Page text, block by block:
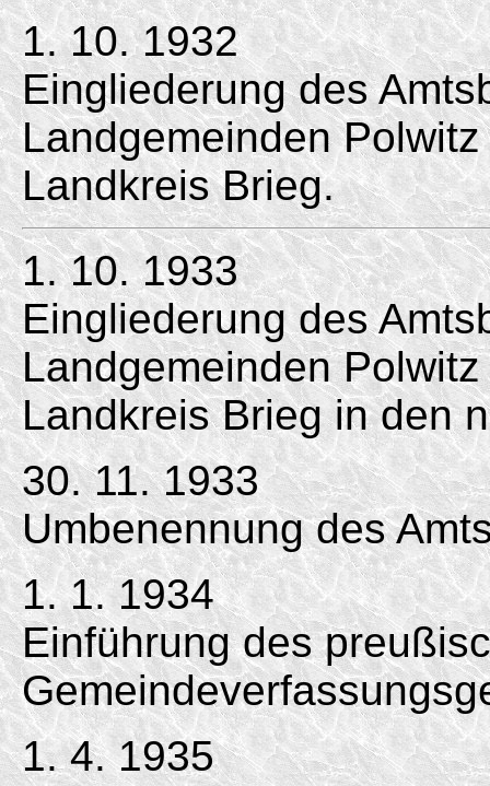
1. 10. 1932
Eingliederung des
Landgemeinden
Landkreis Brieg.
1. 10. 1933
Eingliederung des
Landgemeinden
Landkreis Brieg in den
30. 11. 1933
Umbenennung des
1. 1. 1934
Einführung des
1. 4. 1935